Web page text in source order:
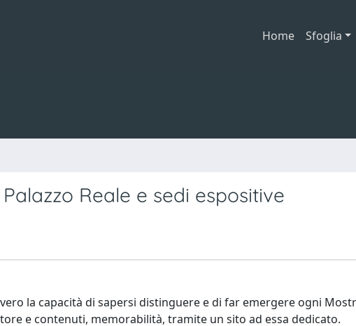
Home Sfoglia
Reale e sedi espositive
la capacità di sapersi distinguere e di far emergere ogni
e contenuti, memorabilità, tramite un sito ad essa dedicato.